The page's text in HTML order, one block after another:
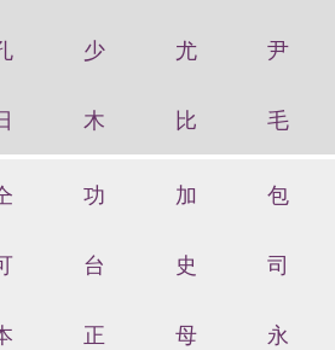
少 尤 尹
木 比 毛
功 加 包
台 史 司
正 母 永